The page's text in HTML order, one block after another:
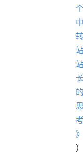
个
中
转
站
站
长
的
思
考
》
）